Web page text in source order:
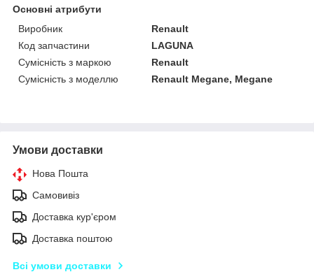
Основні атрибути
Виробник
Renault
Код запчастини
LAGUNA
Сумісність з маркою
Renault
Сумісність з моделлю
Renault Megane, Megane
Умови доставки
Нова Пошта
Самовивіз
Доставка кур'єром
Доставка поштою
Всі умови доставки